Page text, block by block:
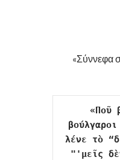
«Σύννεφα
«Ποῦ
λένε τὸ
"'μεῖς